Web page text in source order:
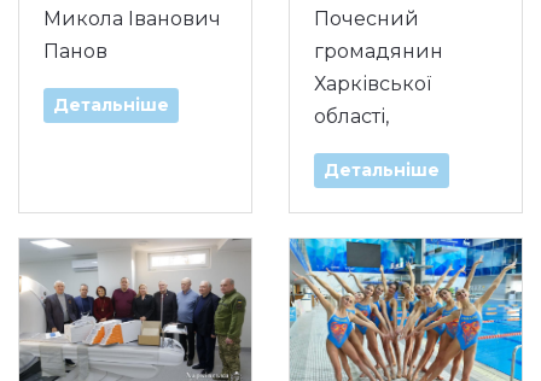
Микола Іванович
Панов
Детальніше
Почесний
громадянин
Харківської
області,
Детальніше